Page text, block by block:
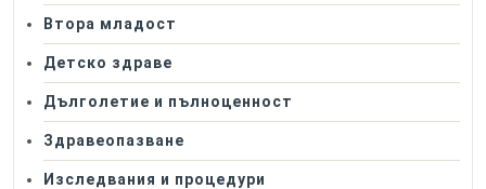
Втора младост
Детско здраве
Дълголетие и пълноценност
Здравеопазване
Изследвания и процедури